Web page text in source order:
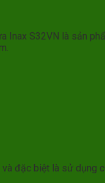
Inax S32VN là sản
đặc biệt là sử dụng